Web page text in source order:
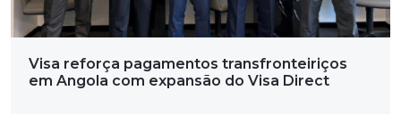
Visa reforça pagamentos transfronteiriços
em Angola com expansão do Visa Direct